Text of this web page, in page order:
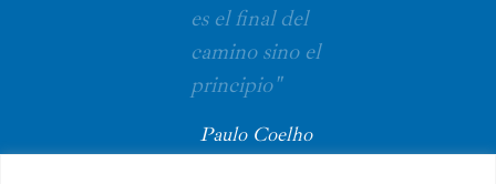
es el final del
camino sino el
principio"
Paulo Coelho